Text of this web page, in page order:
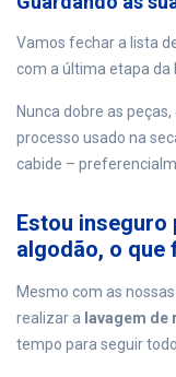
Vamos fechar a lista
com a última etapa da
Nunca dobre as
processo usado na
cabide –
Estou inseguro
algodão, o que
Mesmo com as
realizar a lavagem de
tempo para seguir